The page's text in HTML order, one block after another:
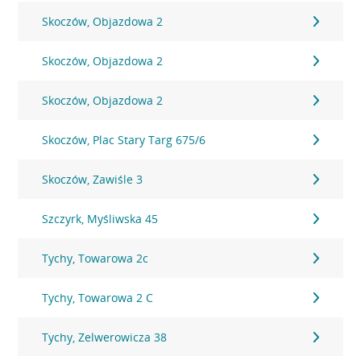
Skoczów, Objazdowa 2
Skoczów, Objazdowa 2
Skoczów, Objazdowa 2
Skoczów, Plac Stary Targ 675/6
Skoczów, Zawiśle 3
Szczyrk, Myśliwska 45
Tychy, Towarowa 2c
Tychy, Towarowa 2 C
Tychy, Zelwerowicza 38